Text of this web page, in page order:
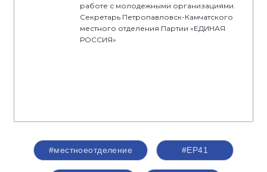
работе с молодежными организациями.
Секретарь Петропавловск-Камчатского
местного отделения Партии «ЕДИНАЯ
РОССИЯ»
#местноеотделение #ЕР41